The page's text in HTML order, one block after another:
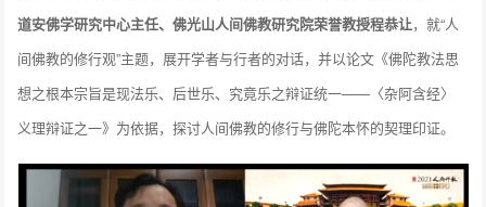
道安佛学研究中心主任、佛光山人间佛教研究院荣誉教授程恭让，就“人
间佛教的修行观”主题，展开学者与行者的对话，并以论文《佛陀教法思
想之根本宗旨是现法乐、后世乐、究竟乐之辩证统一——〈杂阿含经〉
义理辩证之一》为依据，探讨人间佛教的修行与佛陀本怀的契理印证。